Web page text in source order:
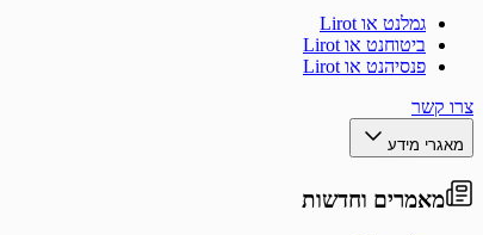
גמלנט או Lirot
ביטוחנט או Lirot
פנסיהנט או Lirot
צרו קשר
מאגרי מידע
מאמרים וחדשות